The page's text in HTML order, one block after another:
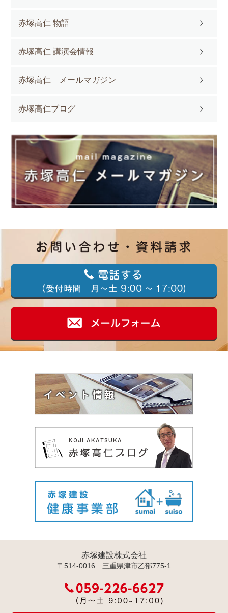
赤塚高仁 物語
赤塚高仁 講演会情報
赤塚高仁 メールマガジン
赤塚高仁ブログ
赤塚建設株式会社
〒514-0016 三重県津市乙部775-1